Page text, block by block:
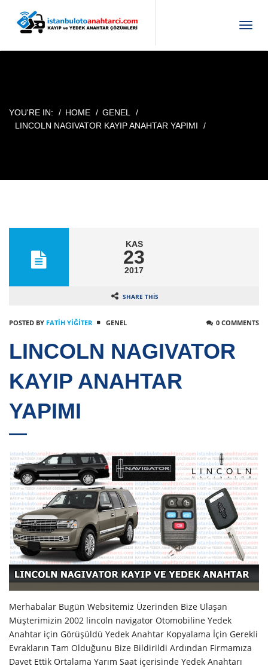
T
g
YOU'RE IN: HOME
GENEL
LINCOLN NAGIVATOR KAYIP ANAHTAR YAPIMI
KAS
23
2017
SHARE THIS
POSTED BY FATIH YİĞİTER GENEL 0 COMMENTS
LINCOLN NAGIVATOR
KAYIP ANAHTAR
YAPIMI
Merhabalar Bugün Websitemiz Üzerinden Bize Ulaşan
Müşterimizin 2002 lincoln navigator Otomobiline Yedek
Anahtar için Görüşüldü Yedek Anahtar Kopyalama İçin Gerekli
Evrakların Tam Olduğunu Bize Bildirildi Ardından Firmamıza
Davet Ettik Ortalama Yarım Saat içerisinde Yedek Anahtarı